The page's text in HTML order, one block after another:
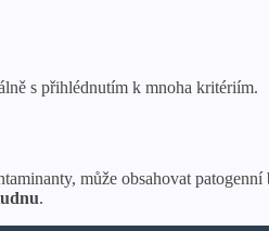
s přihlédnutím k mnoha kritériím.
může obsahovat
.